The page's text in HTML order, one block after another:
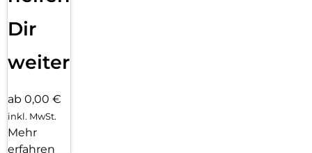
Dir
weiter
ab 0,00 €
inkl. MwSt.
Mehr
erfahren